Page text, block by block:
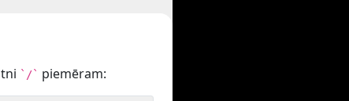
`/` piemēram: